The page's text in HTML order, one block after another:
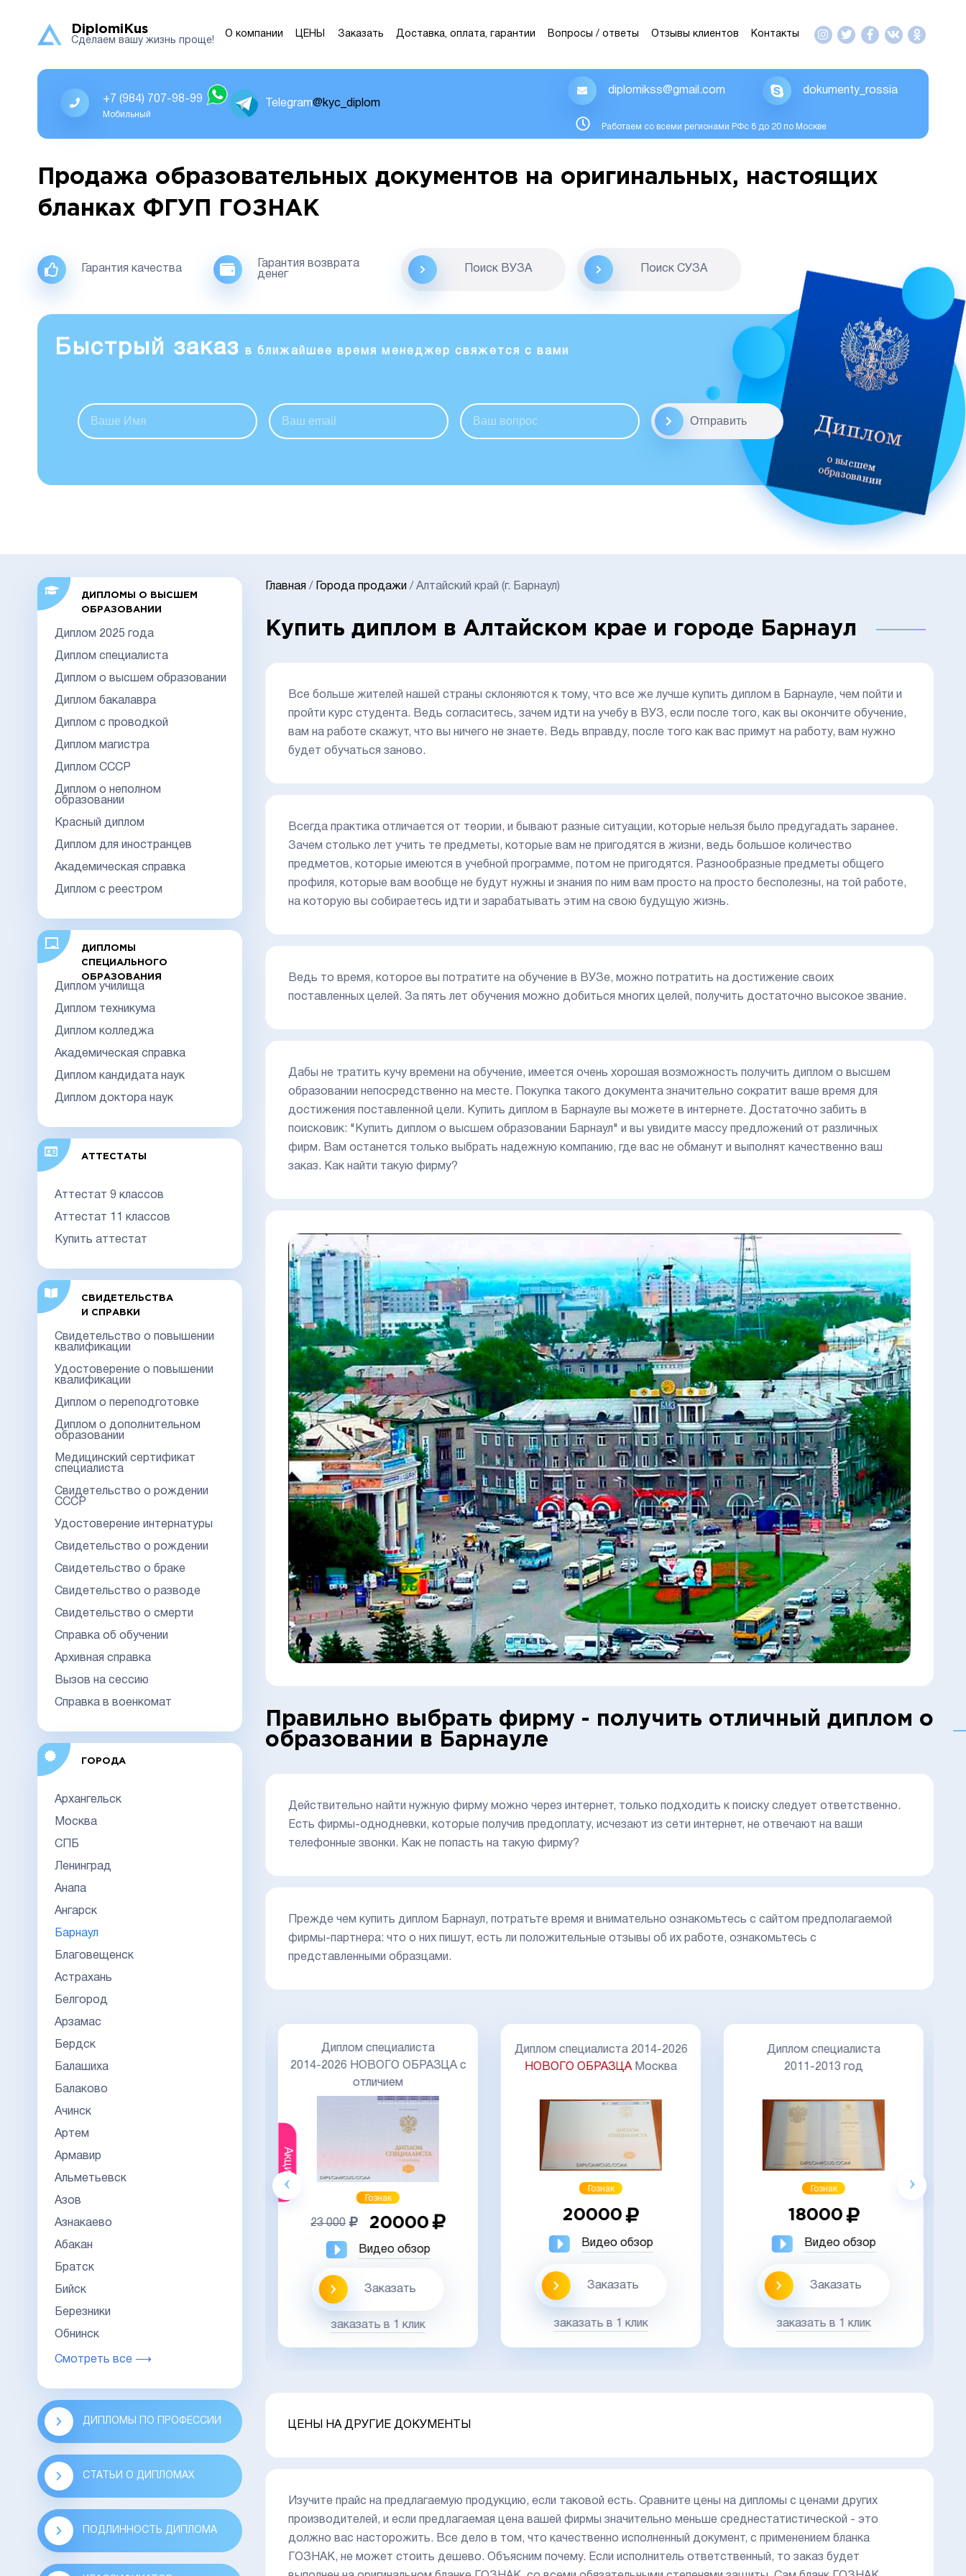
DiplomiKus
Сделаем вашу жизнь проще!
О компании ЦЕНЫ Заказать Доставка, оплата, гарантии Вопросы / ответы Отзывы клиентов Контакты
+7 (984) 707-98-99
Мобильный
Telegram@kyc_diplom
diplomikss@gmail.com dokumenty_rossia
Работаем со всеми регионами РФс 8 до 20 по Москве
Продажа образовательных документов на оригинальных, настоящих
бланках ФГУП ГОЗНАК
Гарантия качества
Гарантия возврата
денег
Поиск ВУЗА Поиск CУЗА
Быстрый заказ в ближайшее время менеджер свяжется с вами
Отправить
ДИПЛОМЫ О ВЫСШЕМ
ОБРАЗОВАНИИ
Диплом 2025 года
Диплом специалиста
Диплом о высшем образовании
Диплом бакалавра
Диплом с проводкой
Диплом магистра
Диплом СССР
Диплом о неполном
образовании
Красный диплом
Диплом для иностранцев
Академическая справка
Диплом с реестром
ДИПЛОМЫ
СПЕЦИАЛЬНОГО
ОБРАЗОВАНИЯ
Диплом училища
Диплом техникума
Диплом колледжа
Академическая справка
Диплом кандидата наук
Диплом доктора наук
АТТЕСТАТЫ
Аттестат 9 классов
Аттестат 11 классов
Купить аттестат
СВИДЕТЕЛЬСТВА
И СПРАВКИ
Свидетельство о повышении
квалификации
Удостоверение о повышении
квалификации
Диплом о переподготовке
Диплом о дополнительном
образовании
Медицинский сертификат
специалиста
Свидетельство о рождении
СССР
Удостоверение интернатуры
Свидетельство о рождении
Свидетельство о браке
Свидетельство о разводе
Свидетельство о смерти
Справка об обучении
Архивная справка
Вызов на сессию
Справка в военкомат
ГОРОДА
Архангельск
Москва
СПБ
Ленинград
Анапа
Ангарск
Барнаул
Благовещенск
Астрахань
Белгород
Арзамас
Бердск
Балашиха
Балаково
Ачинск
Артем
Армавир
Альметьевск
Азов
Азнакаево
Абакан
Братск
Бийск
Березники
Обнинск
Смотреть все ⟶
ДИПЛОМЫ ПО ПРОФЕССИИ
СТАТЬИ О ДИПЛОМАХ
ПОДЛИННОСТЬ ДИПЛОМА
Главная / Города продажи /Алтайский край (г. Барнаул)
Купить диплом в Алтайском крае и городе Барнаул
Все больше жителей нашей страны склоняются к тому, что все же лучше купить диплом в Барнауле, чем пойти и
пройти курс студента. Ведь согласитесь, зачем идти на учебу в ВУЗ, если после того, как вы окончите обучение,
вам на работе скажут, что вы ничего не знаете. Ведь вправду, после того как вас примут на работу, вам нужно
будет обучаться заново.
Всегда практика отличается от теории, и бывают разные ситуации, которые нельзя было предугадать заранее.
Зачем столько лет учить те предметы, которые вам не пригодятся в жизни, ведь большое количество
предметов, которые имеются в учебной программе, потом не пригодятся. Разнообразные предметы общего
профиля, которые вам вообще не будут нужны и знания по ним вам просто на просто бесполезны, на той работе,
на которую вы собираетесь идти и зарабатывать этим на свою будущую жизнь.
Ведь то время, которое вы потратите на обучение в ВУЗе, можно потратить на достижение своих
поставленных целей. За пять лет обучения можно добиться многих целей, получить достаточно высокое звание.
Дабы не тратить кучу времени на обучение, имеется очень хорошая возможность получить диплом о высшем
образовании непосредственно на месте. Покупка такого документа значительно сократит ваше время для
достижения поставленной цели. Купить диплом в Барнауле вы можете в интернете. Достаточно забить в
поисковик: "Купить диплом о высшем образовании Барнаул" и вы увидите массу предложений от различных
фирм. Вам останется только выбрать надежную компанию, где вас не обманут и выполнят качественно ваш
заказ. Как найти такую фирму?
Правильно выбрать фирму - получить отличный диплом о
образовании в Барнауле
Действительно найти нужную фирму можно через интернет, только подходить к поиску следует ответственно.
Есть фирмы-однодневки, которые получив предоплату, исчезают из сети интернет, не отвечают на ваши
телефонные звонки. Как не попасть на такую фирму?
Прежде чем купить диплом Барнаул, потратьте время и внимательно ознакомьтесь с сайтом предполагаемой
фирмы-партнера: что о них пишут, есть ли положительные отзывы об их работе, ознакомьтесь с
представленными образцами.
Акция
Диплом специалиста 2014-2026
НОВОГО ОБРАЗЦА
23000
Акция
Диплом специалиста
2014-2026 НОВОГО ОБРАЗЦА с
отличием
Гознак
23 000 20000
Видео обзор
Заказать
заказать в 1 клик
Диплом специалиста 2014-2026
НОВОГО ОБРАЗЦАМосква
Гознак
20000
Видео обзор
Заказать
заказать в 1 клик
Диплом специалиста
2011-2013 год
Гознак
18000
Видео обзор
Заказать
заказать в 1 клик
ЦЕНЫ НА ДРУГИЕ ДОКУМЕНТЫ
Изучите прайс на предлагаемую продукцию, если таковой есть. Сравните цены на дипломы с ценами других
производителей, и если предлагаемая цена вашей фирмы значительно меньше среднестатистической - это
должно вас насторожить. Все дело в том, что качественно исполненный документ, с применением бланка
ГОЗНАК, не может стоить дешево. Объясним почему. Если исполнитель ответственный, то заказ будет